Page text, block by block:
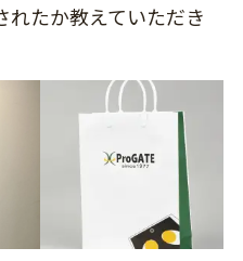
れたか教えていただき